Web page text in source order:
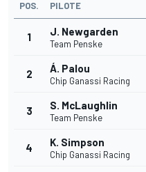
POS. PILOTE
1 J. Newgarden
Team Penske
2 Á. Palou
Chip Ganassi Racing
3 S. McLaughlin
Team Penske
4 K. Simpson
Chip Ganassi Racing